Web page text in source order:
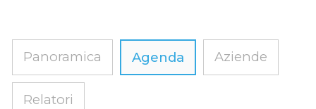
Panoramica Agenda Aziende
Relatori